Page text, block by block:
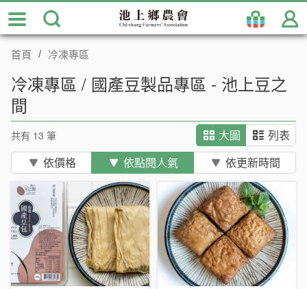
跳
到
主
首頁 冷凍專區
冷凍專區 / 國產豆製品專區 - 池上豆之
間
共有 13 筆
依價格
依點閱人氣 依更新時間
大圖 列表